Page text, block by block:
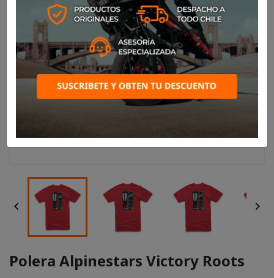
 
Polera Alpinestars Victory Roots